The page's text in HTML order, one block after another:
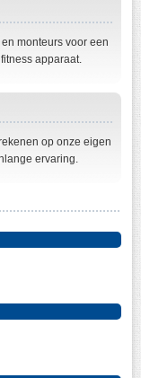
monteurs voor een
apparaat.
op onze eigen
ervaring.